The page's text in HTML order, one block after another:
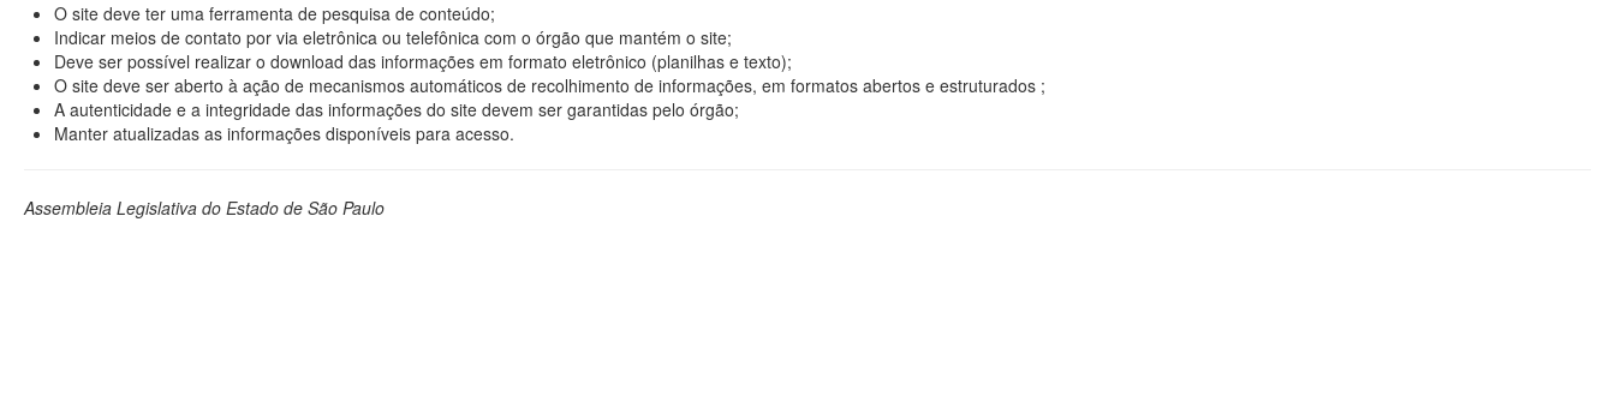
O site deve ter uma ferramenta de pesquisa de conteúdo;
Indicar meios de contato por via eletrônica ou telefônica com o órgão que mantém o site;
Deve ser possível realizar o download das informações em formato eletrônico (planilhas e texto);
O site deve ser aberto à ação de mecanismos automáticos de recolhimento de informações, em formatos abertos e estruturados ;
A autenticidade e a integridade das informações do site devem ser garantidas pelo órgão;
Manter atualizadas as informações disponíveis para acesso.
Assembleia Legislativa do Estado de São Paulo